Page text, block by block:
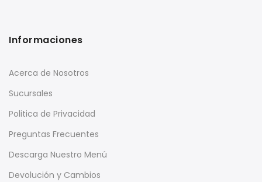
Informaciones
Acerca de Nosotros
Sucursales
Politica de Privacidad
Preguntas Frecuentes
Descarga Nuestro Menú
Devolución y Cambios